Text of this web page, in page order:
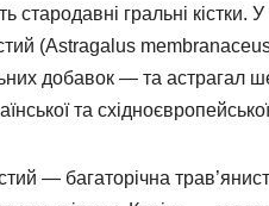
стародавні гральні
(Astragalus
добавок — та астрагал
та
— багаторічна